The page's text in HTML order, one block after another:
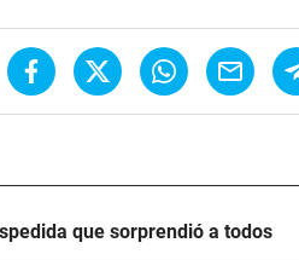
que sorprendió a todos